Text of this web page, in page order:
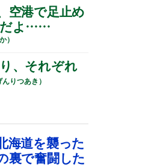
空港で足止め
だよ……
）
、それぞれ
りつあき）
海道を襲った
裏で奮闘した